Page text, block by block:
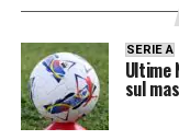
molto in
uomo
interisti non
questo stile,
SERIE A
Ultime
sul